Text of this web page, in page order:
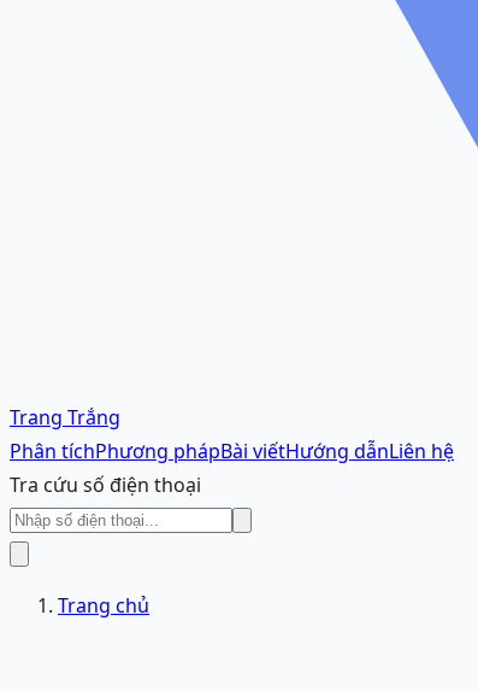
Trang Trắng
Phân tíchPhương phápBài viếtHướng dẫnLiên hệ
Tra cứu số điện thoại
Trang chủ